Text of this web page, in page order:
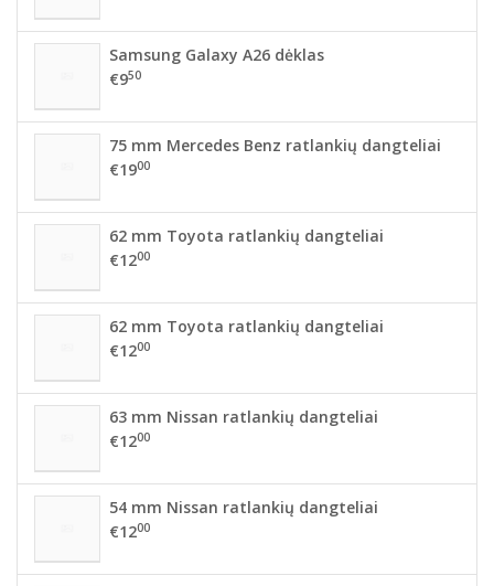
Samsung Galaxy A26 dėklas
€950
75 mm Mercedes Benz ratlankių dangteliai
€1900
62 mm Toyota ratlankių dangteliai
€1200
62 mm Toyota ratlankių dangteliai
€1200
63 mm Nissan ratlankių dangteliai
€1200
54 mm Nissan ratlankių dangteliai
€1200